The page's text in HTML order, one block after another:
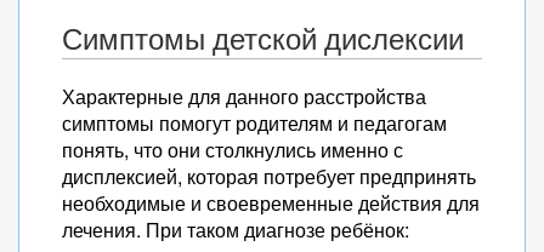
Симптомы детской дислексии
Характерные для данного расстройства
симптомы помогут родителям и педагогам
понять, что они столкнулись именно с
дисплексией, которая потребует предпринять
необходимые и своевременные действия для
лечения. При таком диагнозе ребёнок: